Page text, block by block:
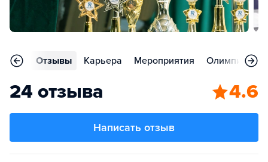
Отзывы Карьера Мероприятия Олимпиады
24 отзыва 4.6
Написать отзыв